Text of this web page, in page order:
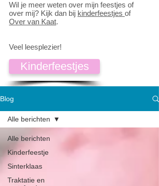
Wil je meer weten over mijn feestjes of
over mij? Kijk dan bij kinderfeestjes of
Over van Kaat.
Veel leesplezier!
Kinderfeestjes
Blog
Alle berichten
Kinderfeestje
Sinterklaas
Traktatie en
Alle berichten